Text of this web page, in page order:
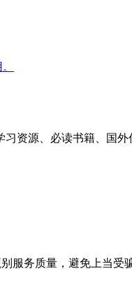
资源、必读书籍、国
服务质量，避免上当受